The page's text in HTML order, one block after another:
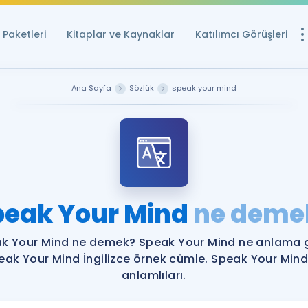
Paketleri Kitaplar ve Kaynaklar Katılımcı Görüşleri
Ücretsiz
YDS ve YÖKDİL
YDS ve YÖKDİL
YDS ve YÖKDİL'e
Ana Sayfa Sözlük speak your mind
Your Mind ne
Your Mind ne demek? Speak Your Mind ne anlama
Your Mind İngilizce örnek cümle. Speak Your
anlamlıları.